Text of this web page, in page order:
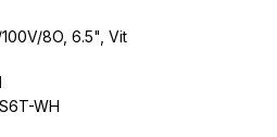
8O, 6.5", Vit
WH